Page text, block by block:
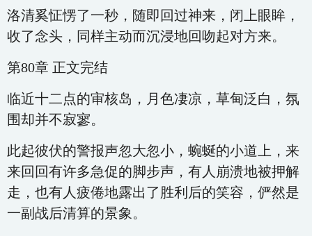
洛清奚怔愣了一秒，随即回过神来，闭上眼眸，
收了念头，同样主动而沉浸地回吻起对方来。
第80章 正文完结
临近十二点的审核岛，月色凄凉，草甸泛白，氛
围却并不寂寥。
此起彼伏的警报声忽大忽小，蜿蜒的小道上，来
来回回有许多急促的脚步声，有人崩溃地被押解
走，也有人疲倦地露出了胜利后的笑容，俨然是
一副战后清算的景象。